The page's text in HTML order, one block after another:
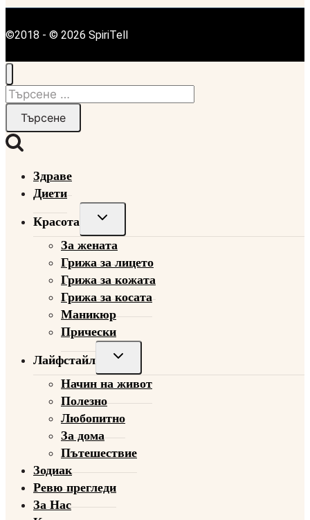
©2018 - © 2026 SpiriTell
Търсене
Здраве
Диети
Красота
Toggle
child
menu
За жената
Грижа за лицето
Грижа за кожата
Грижа за косата
Маникюр
Прически
Лайфстайл
Toggle
child
menu
Начин на живот
Полезно
Любопитно
За дома
Пътешествие
Зодиак
Ревю прегледи
За Нас